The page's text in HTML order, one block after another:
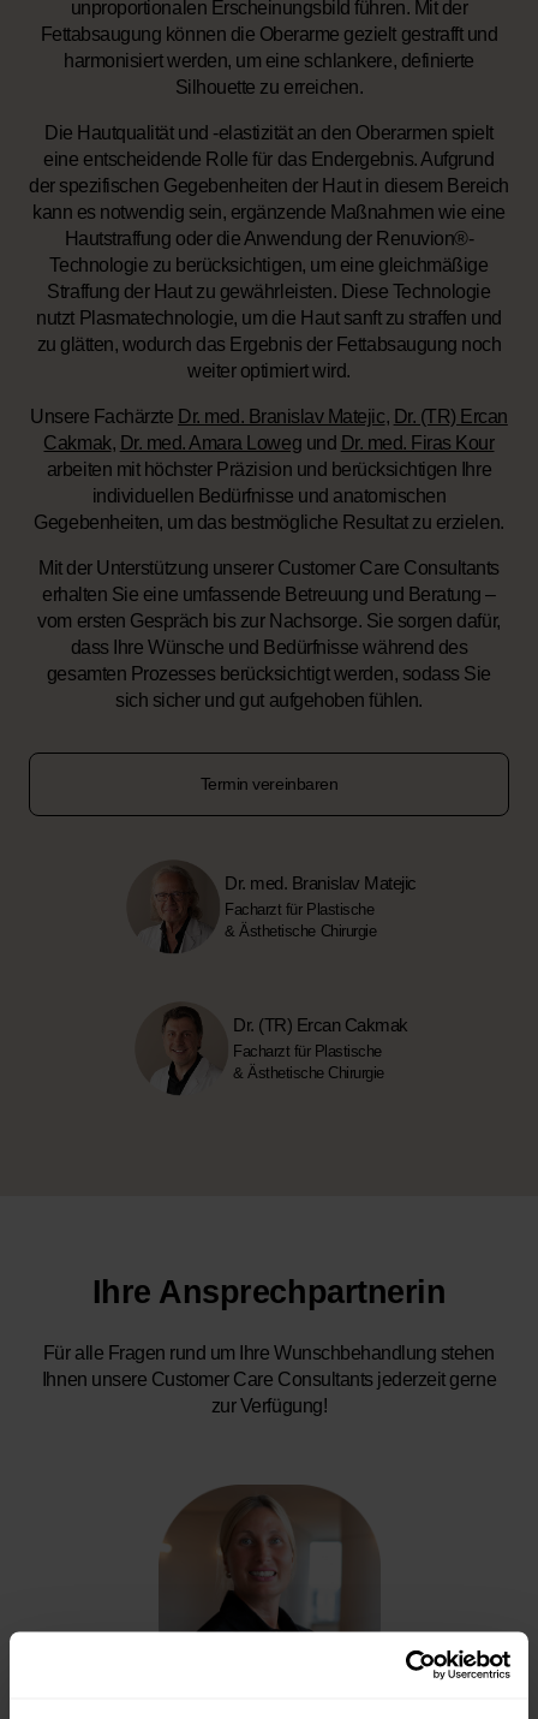
unproportionalen Erscheinungsbild führen. Mit der
Fettabsaugung können die Oberarme gezielt gestrafft und
harmonisiert werden, um eine schlankere, definierte
Silhouette zu erreichen.
Die Hautqualität und -elastizität an den Oberarmen spielt
eine entscheidende Rolle für das Endergebnis. Aufgrund
der spezifischen Gegebenheiten der Haut in diesem Bereich
kann es notwendig sein, ergänzende Maßnahmen wie eine
Hautstraffung oder die Anwendung der Renuvion®-
Technologie zu berücksichtigen, um eine gleichmäßige
Straffung der Haut zu gewährleisten. Diese Technologie
nutzt Plasmatechnologie, um die Haut sanft zu straffen und
zu glätten, wodurch das Ergebnis der Fettabsaugung noch
weiter optimiert wird.
Unsere Fachärzte Dr. med. Branislav Matejic, Dr. (TR) Ercan
Cakmak, Dr. med. Amara Loweg und Dr. med. Firas Kour
arbeiten mit höchster Präzision und berücksichtigen Ihre
individuellen Bedürfnisse und anatomischen
Gegebenheiten, um das bestmögliche Resultat zu erzielen.
Mit der Unterstützung unserer Customer Care Consultants
erhalten Sie eine umfassende Betreuung und Beratung –
vom ersten Gespräch bis zur Nachsorge. Sie sorgen dafür,
dass Ihre Wünsche und Bedürfnisse während des
gesamten Prozesses berücksichtigt werden, sodass Sie
sich sicher und gut aufgehoben fühlen.
Termin vereinbaren
Dr. med. Branislav Matejic
Facharzt für Plastische
& Ästhetische Chirurgie
Dr. (TR) Ercan Cakmak
Facharzt für Plastische
& Ästhetische Chirurgie
Ihre Ansprechpartnerin
Für alle Fragen rund um Ihre Wunschbehandlung stehen
Ihnen unsere Customer Care Consultants jederzeit gerne
zur Verfügung!